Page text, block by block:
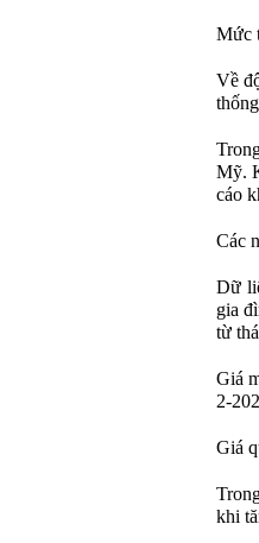
Mức
Về
Mỹ.
cáo
Các
Dữ
gia
từ
Giá
2-
Giá
khi